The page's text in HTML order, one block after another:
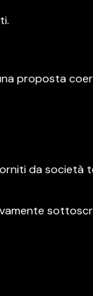
proposta
da società